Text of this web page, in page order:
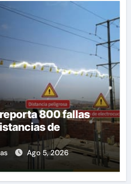
800 fallas
de
Ago 5, 2026